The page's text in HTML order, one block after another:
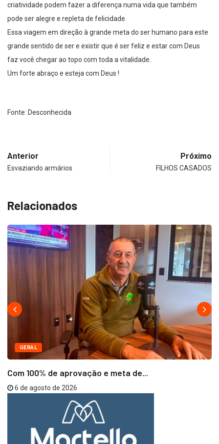
criatividade podem fazer a diferença numa vida que também
pode ser alegre e repleta de felicidade.
Essa viagem em direção à grande meta do ser humano para este
grande sentido de ser e existir que é ser feliz e estar com Deus
faz você chegar ao topo com toda a vitalidade.
Um forte abraço e esteja com Deus !
Fonte: Desconhecida
Anterior
Esvaziando armários
Próximo
FILHOS CASADOS
Relacionados
GERAL
Com 100% de aprovação e meta de...
6 de agosto de 2026